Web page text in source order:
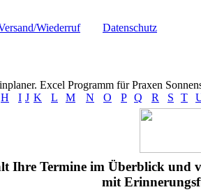
Wiederruf Datenschutz
Excel Programm für Praxen
H I J K L M N O P Q R S T
Ihre Termine im Überblick und
mit